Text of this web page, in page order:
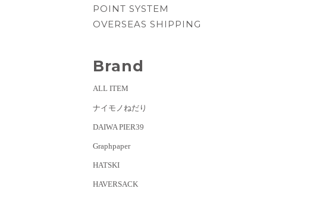
POINT SYSTEM
OVERSEAS SHIPPING
Brand
ALL ITEM
ナイモノねだり
DAIWA PIER39
Graphpaper
HATSKI
HAVERSACK